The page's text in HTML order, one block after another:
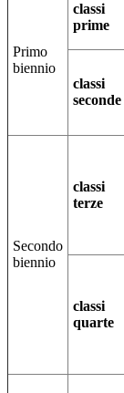
Primo
biennio
classi
prime
classi
seconde
Secondo
biennio
classi
terze
classi
quarte